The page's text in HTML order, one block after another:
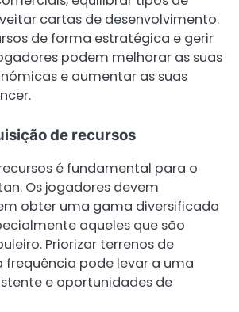
cartas de desenvolvimento.
de forma estratégica e gerir
podem melhorar as suas
e aumentar as suas
de recursos
é fundamental para o
Os jogadores devem
obter uma gama diversificada
aqueles que são
Priorizar terrenos de
frequência pode levar a uma
e oportunidades de